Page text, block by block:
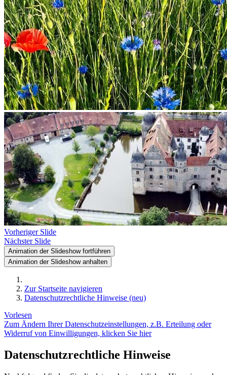
Vorheriger Slide
Nächster Slide
Animation der Slideshow fortführen
Animation der Slideshow anhalten
Zur Startseite navigieren
Datenschutzrechtliche Hinweise (neu)
Vorlesen
Zum Ändern Ihrer Datenschutzeinstellungen, z.B. Erteilung oder
Widerruf von Einwilligungen, klicken Sie hier
Datenschutzrechtliche Hinweise